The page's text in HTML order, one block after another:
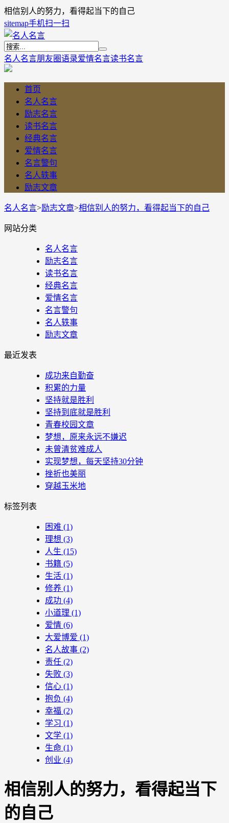
相信别人的努力，看得起当下的自己
sitemap手机扫一扫
名人名言朋友圈语录爱情名言读书名言
首页
名人名言
励志名言
读书名言
经典名言
爱情名言
名言警句
名人轶事
励志文章
名人名言>励志文章>相信别人的努力，看得起当下的自己
网站分类
名人名言
励志名言
读书名言
经典名言
爱情名言
名言警句
名人轶事
励志文章
最近发表
成功来自勤奋
积累的力量
坚持就是胜利
坚持到底就是胜利
青春校园文章
梦想，原来永远不嫌迟
未曾清贫难成人
实现梦想，每天坚持30分钟
挫折也美丽
穿越玉米地
标签列表
困难 (1)
理想 (3)
人生 (15)
书籍 (5)
生活 (1)
修养 (1)
成功 (4)
小道理 (1)
爱情 (6)
大爱博爱 (1)
名人故事 (2)
责任 (2)
失败 (3)
信心 (1)
抱负 (4)
幸福 (2)
学习 (1)
文学 (1)
生命 (1)
创业 (4)
相信别人的努力，看得起当下
的自己